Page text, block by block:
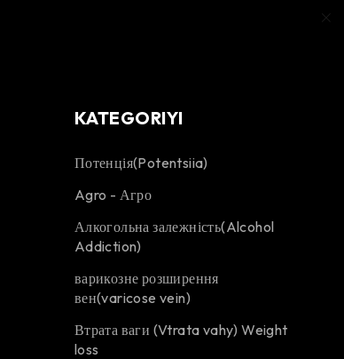
KATEGORIYI
Потенція(Potentsiia)
Agro - Агро
Алкогольна залежність(Alcohol
Addiction)
варикозне розширення
вен(varicose vein)
Втрата ваги (Vtrata vahy) Weight
loss